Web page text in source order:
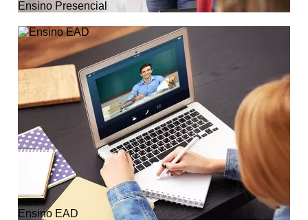
Ensino Presencial
Ensino EAD